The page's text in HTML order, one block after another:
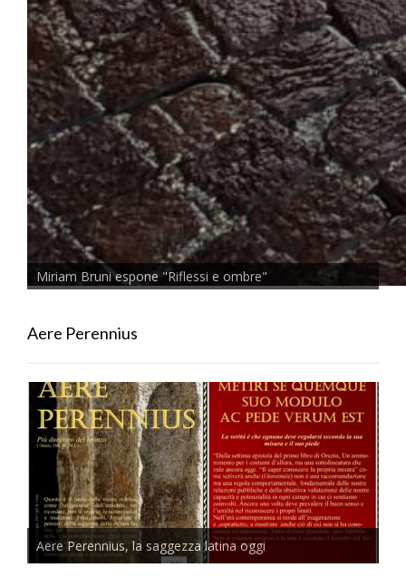
Miriam Bruni espone "Riflessi e ombre"
Aere Perennius
Aere Perennius, la saggezza latina oggi